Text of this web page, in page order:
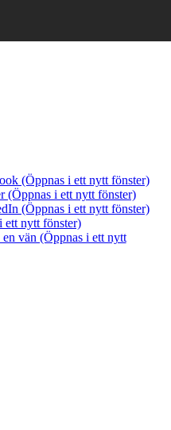
(Öppnas i ett nytt fönster)
(Öppnas i ett nytt fönster)
(Öppnas i ett nytt fönster)
nytt fönster)
vän (Öppnas i ett nytt